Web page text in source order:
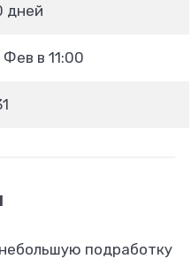
дней
Фев в 11:00
подработку